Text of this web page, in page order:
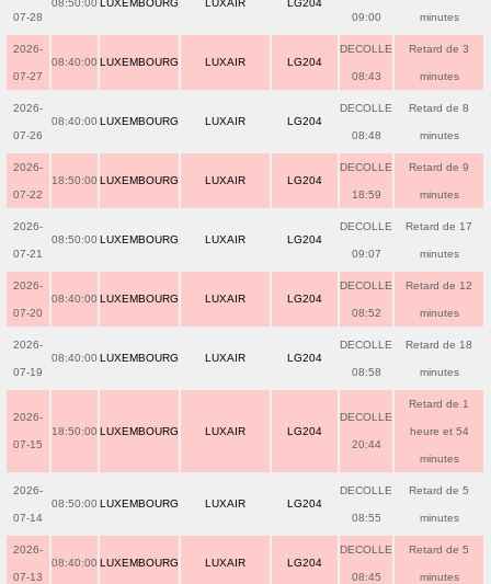
07-28
08:50:00 LUXEMBOURG LUXAIR LG204
09:00 minutes
2026-
07-27
08:40:00 LUXEMBOURG LUXAIR LG204
DECOLLE
08:43
Retard de 3
minutes
2026-
07-26
08:40:00 LUXEMBOURG LUXAIR LG204
DECOLLE
08:48
Retard de 8
minutes
2026-
07-22
18:50:00 LUXEMBOURG LUXAIR LG204
DECOLLE
18:59
Retard de 9
minutes
2026-
07-21
08:50:00 LUXEMBOURG LUXAIR LG204
DECOLLE
09:07
Retard de 17
minutes
2026-
07-20
08:40:00 LUXEMBOURG LUXAIR LG204
DECOLLE
08:52
Retard de 12
minutes
2026-
07-19
08:40:00 LUXEMBOURG LUXAIR LG204
DECOLLE
08:58
Retard de 18
minutes
2026-
07-15
18:50:00 LUXEMBOURG LUXAIR LG204
DECOLLE
20:44
Retard de 1
heure et 54
minutes
2026-
07-14
08:50:00 LUXEMBOURG LUXAIR LG204
DECOLLE
08:55
Retard de 5
minutes
2026-
07-13
08:40:00 LUXEMBOURG LUXAIR LG204
DECOLLE
08:45
Retard de 5
minutes